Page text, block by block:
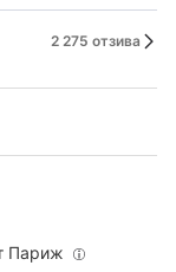
2 275 отзива
Париж